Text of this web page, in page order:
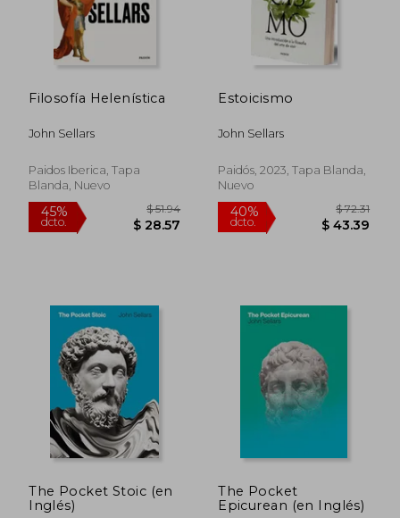
45%
dcto.
45%
dcto.
Filosofía Helenística
John Sellars
Paidos Iberica, Tapa
Blanda, Nuevo
Estoicismo
John Sellars
Paidós, 2023, Tapa Blanda,
Nuevo
The Pocket Stoic (en
Inglés)
The Pocket
Epicurean (en Inglés)